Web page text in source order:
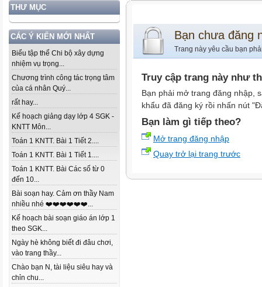
THƯ MỤC
CÁC Ý KIẾN MỚI NHẤT
Biểu tập thể Chi bộ xây dựng
nhiệm vụ trọng...
Chương trình công tác trọng tâm
của cá nhân Quý...
rất hay...
Kế hoạch giảng dạy lớp 4 SGK -
KNTT Môn...
Toán 1 KNTT. Bài 1 Tiết 2....
Toán 1 KNTT. Bài 1 Tiết 1....
Toán 1 KNTT. Bài Các số từ 0
đến 10...
Bài soạn hay. Cảm ơn thầy Nam
nhiều nhé ❤️❤️❤️❤️❤️❤️...
Kế hoạch bài soạn giáo án lớp 1
theo SGK...
Ngày hè không biết đi đâu chơi,
vào trang thầy...
Chào bạn N, tài liệu siêu hay và
chỉn chu...
Bạn chưa đăng
Trang này yêu cầu bạn
Truy cập trang này như
Bạn phải mở trang đăng nhập,
khẩu đã đăng ký rồi nhấn nút
Bạn làm gì tiếp theo?
Mở trang đăng nhập
Quay trở lại trang trước